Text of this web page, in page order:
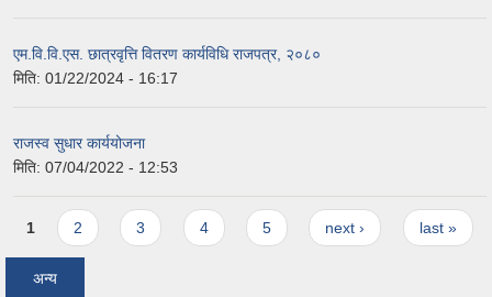
एम.वि.वि.एस. छात्रवृत्ति वितरण कार्यविधि राजपत्र, २०८०
मिति: 01/22/2024 - 16:17
राजस्व सुधार कार्ययोजना
मिति: 07/04/2022 - 12:53
Pages
1 2 3 4 5 next › last »
अन्य